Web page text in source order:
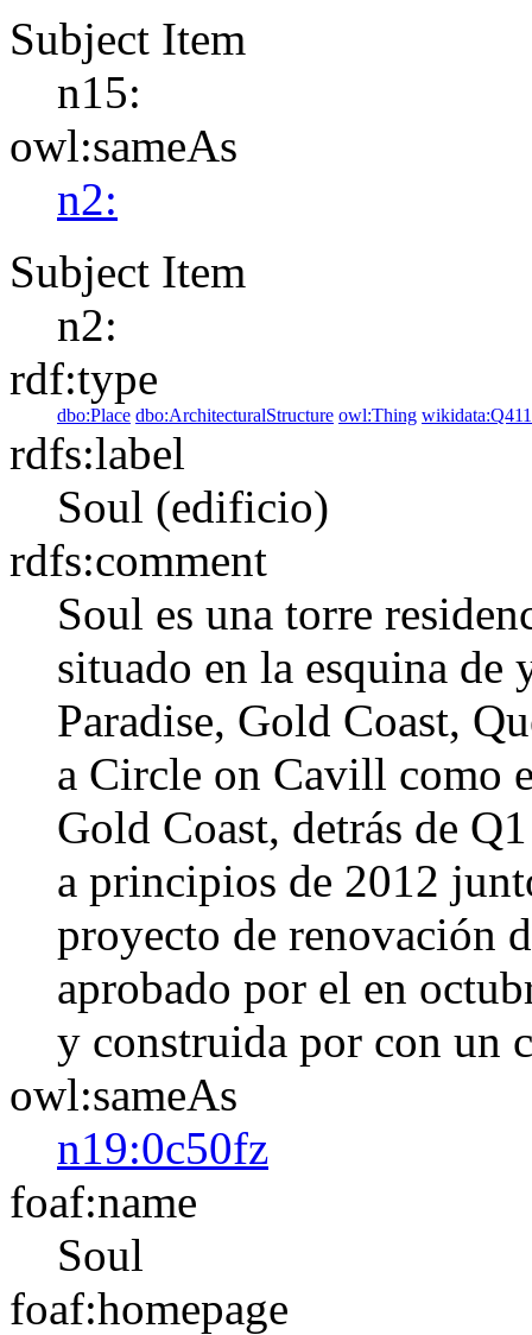
Subject Item
n15:
owl:sameAs
n2:
Subject Item
n2:
rdf:type
dbo:Place dbo:ArchitecturalStructure owl:Thing
rdfs:label
Soul (edificio)
rdfs:comment
Soul es una torre
situado en la esquina de
Paradise, Gold Coast,
a Circle on Cavill como
Gold Coast, detrás de
a principios de 2012
proyecto de renovación
aprobado por el en
y construida por con un
owl:sameAs
n19:0c50fz
foaf:name
Soul
foaf:homepage